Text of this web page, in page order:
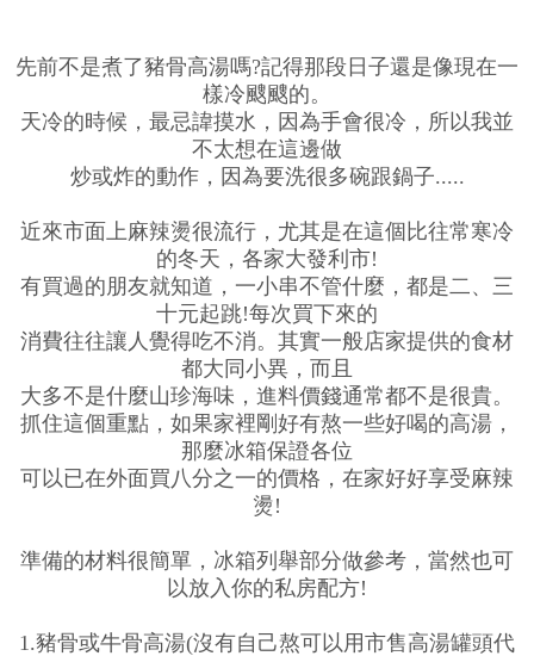
先前不是煮了豬骨高湯嗎?記得那段日子還是像現在一
樣冷颼颼的。
天冷的時候，最忌諱摸水，因為手會很冷，所以我並
不太想在這邊做
炒或炸的動作，因為要洗很多碗跟鍋子.....
近來市面上麻辣燙很流行，尤其是在這個比往常寒冷
的冬天，各家大發利市!
有買過的朋友就知道，一小串不管什麼，都是二、三
十元起跳!每次買下來的
消費往往讓人覺得吃不消。其實一般店家提供的食材
都大同小異，而且
大多不是什麼山珍海味，進料價錢通常都不是很貴。
抓住這個重點，如果家裡剛好有熬一些好喝的高湯，
那麼冰箱保證各位
可以已在外面買八分之一的價格，在家好好享受麻辣
燙!
準備的材料很簡單，冰箱列舉部分做參考，當然也可
以放入你的私房配方!
1.豬骨或牛骨高湯(沒有自己熬可以用市售高湯罐頭代